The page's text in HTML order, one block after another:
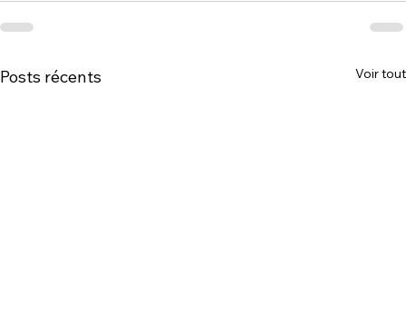
Posts récents Voir tout